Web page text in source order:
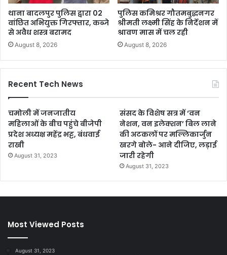
थाना बादलपुर पुलिस द्वारा 02
वांछित अभियुक्त गिरफ्तार, कब्जे
से अवैध शस्त्र बरामद
August 8, 2026
पुलिस कमिश्रर गौतमबुद्धनगर
श्रीमती लक्ष्मी सिंह के निर्देशन में
श्रावण मास में चल रही
August 8, 2026
Recent Tech News
चमोली में जनजातीय
महिलाओं के बीच पहुंचे बीजेपी
प्रदेश अध्यक्ष महेंद्र भट्ट, बंधवाई
राखी
August 31, 2023
संसद के विशेष सत्र में ‘वन
नेशन, वन इलेक्शन’ बिल लाने
की अटकलों पर मल्लिकार्जुन
खरगे बोले- आने दीजिए, लड़ाई
जारी रहेगी
August 31, 2023
Most Viewed Posts
August 31, 2023